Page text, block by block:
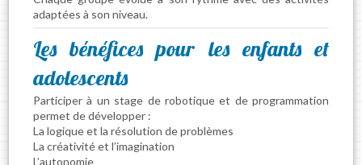
adaptées à son niveau.
Les bénéfices pour les enfants et
adolescents
Participer à un stage de robotique et de programmation
permet de développer :
La logique et la résolution de problèmes
La créativité et l’imagination
L’autonomie